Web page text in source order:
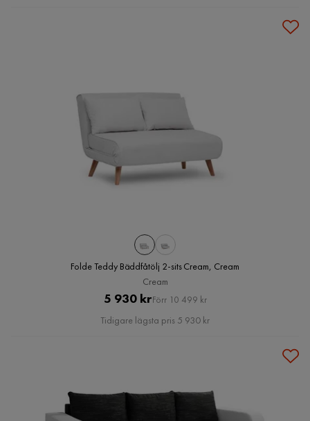
Folde Teddy Bäddfåtölj 2-sits Cream, Cream
Cream
Pris
5 930 krOriginal
Pris
Förr 10 499 kr
Tidigare lägsta pris 5 930 kr